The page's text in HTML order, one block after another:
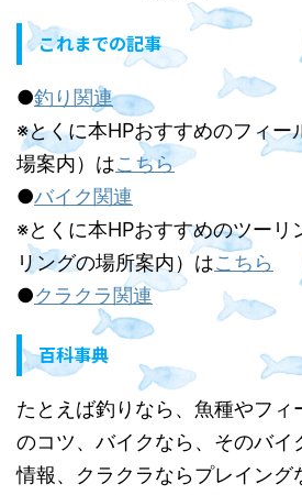
これまでの記事
●釣り関連
※とくに本HPおすすめのフィー
場案内）はこちら
●バイク関連
※とくに本HPおすすめのツーリ
リングの場所案内）はこちら
●クラクラ関連
百科事典
たとえば釣りなら、魚種やフィ
のコツ、バイクなら、そのバイ
情報、クラクラならプレイング